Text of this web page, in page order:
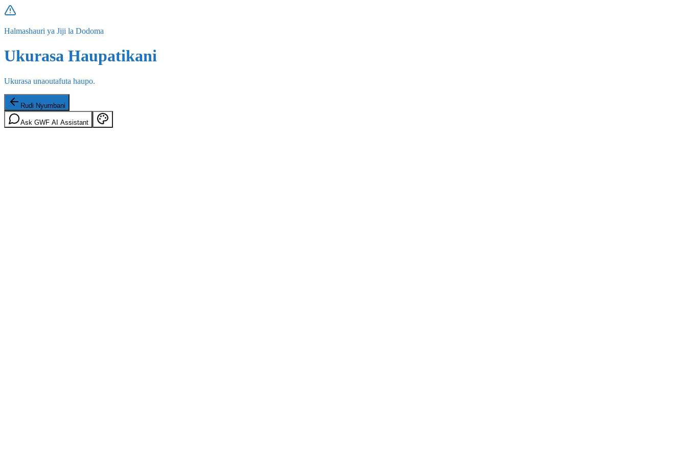
Halmashauri ya Jiji la Dodoma
Ukurasa Haupatikani
Ukurasa unaoutafuta haupo.
Rudi Nyumbani
Ask GWF AI Assistant